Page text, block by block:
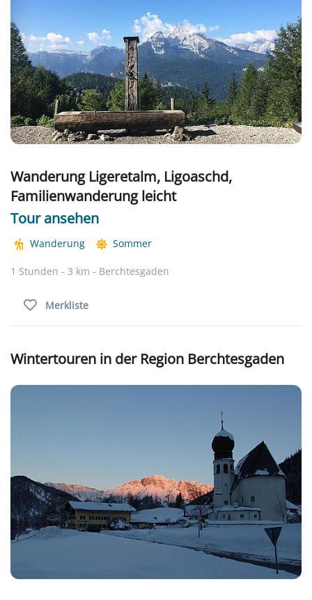
Wanderung Ligeretalm, Ligoaschd,
Familienwanderung leicht
Tour ansehen
Wanderung Sommer
1 Stunden - 3 km - Berchtesgaden
Merkliste
Wintertouren in der Region Berchtesgaden